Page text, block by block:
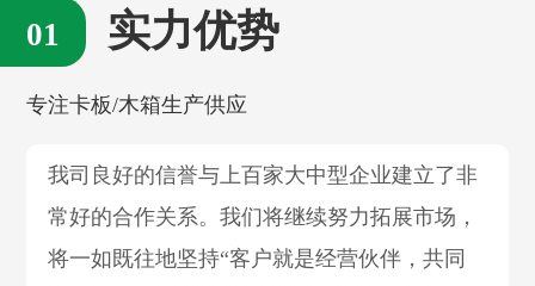
实力优势
专注卡板/木箱生产供应
我司良好的信誉与上百家大中型企业建立了非
常好的合作关系。我们将继续努力拓展市场，
将一如既往地坚持“客户就是经营伙伴，共同